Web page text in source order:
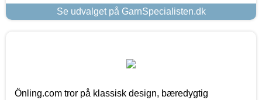
Se udvalget på GarnSpecialisten.dk
Önling.com tror på klassisk design, bæredygtig